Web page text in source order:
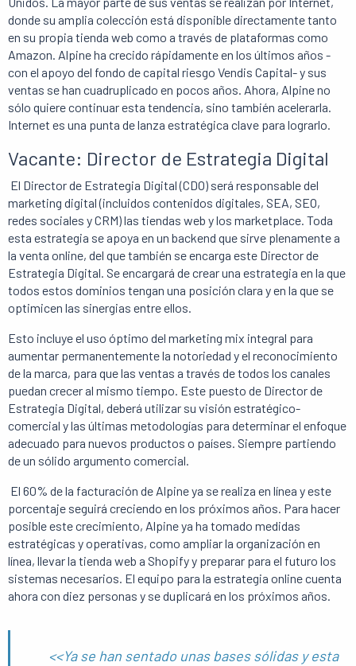
donde su amplia colección está disponible directamente tanto
en su propia tienda web como a través de plataformas como
Amazon. Alpine ha crecido rápidamente en los últimos años -
con el apoyo del fondo de capital riesgo Vendis Capital- y sus
ventas se han cuadruplicado en pocos años. Ahora, Alpine no
sólo quiere continuar esta tendencia, sino también acelerarla.
Internet es una punta de lanza estratégica clave para lograrlo.
Vacante: Director de Estrategia Digital
El Director de Estrategia Digital (CDO) será responsable del
marketing digital (incluidos contenidos digitales, SEA, SEO,
redes sociales y CRM) las tiendas web y los marketplace. Toda
esta estrategia se apoya en un backend que sirve plenamente a
la venta online, del que también se encarga este Director de
Estrategia Digital. Se encargará de crear una estrategia en la que
todos estos dominios tengan una posición clara y en la que se
optimicen las sinergias entre ellos.
Esto incluye el uso óptimo del marketing mix integral para
aumentar permanentemente la notoriedad y el reconocimiento
de la marca, para que las ventas a través de todos los canales
puedan crecer al mismo tiempo. Este puesto de Director de
Estrategia Digital, deberá utilizar su visión estratégico-
comercial y las últimas metodologías para determinar el enfoque
adecuado para nuevos productos o países. Siempre partiendo
de un sólido argumento comercial.
El 60% de la facturación de Alpine ya se realiza en línea y este
porcentaje seguirá creciendo en los próximos años. Para hacer
posible este crecimiento, Alpine ya ha tomado medidas
estratégicas y operativas, como ampliar la organización en
línea, llevar la tienda web a Shopify y preparar para el futuro los
sistemas necesarios. El equipo para la estrategia online cuenta
ahora con diez personas y se duplicará en los próximos años.
<<Ya se han sentado unas bases sólidas y esta